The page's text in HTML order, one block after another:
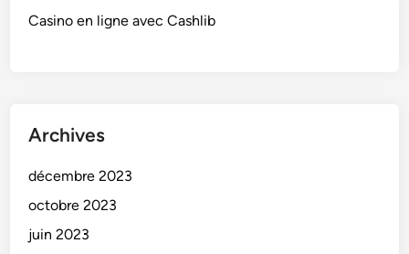
Casino en ligne avec Cashlib
Archives
décembre 2023
octobre 2023
juin 2023